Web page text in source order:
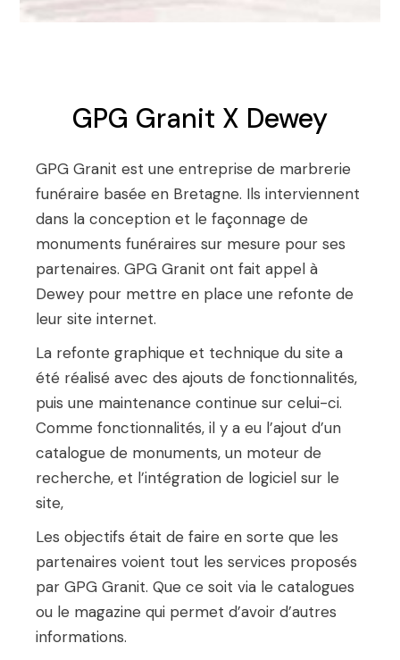
GPG Granit X Dewey
GPG Granit est une entreprise de marbrerie
funéraire basée en Bretagne. Ils interviennent
dans la conception et le façonnage de
monuments funéraires sur mesure pour ses
partenaires. GPG Granit ont fait appel à
Dewey pour mettre en place une refonte de
leur site internet.
La refonte graphique et technique du site a
été réalisé avec des ajouts de fonctionnalités,
puis une maintenance continue sur celui-ci.
Comme fonctionnalités, il y a eu l’ajout d’un
catalogue de monuments, un moteur de
recherche, et l’intégration de logiciel sur le
site,
Les objectifs était de faire en sorte que les
partenaires voient tout les services proposés
par GPG Granit. Que ce soit via le catalogues
ou le magazine qui permet d’avoir d’autres
informations.